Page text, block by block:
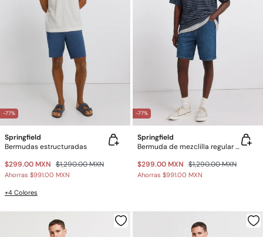
-77%
Springfield
Bermudas estructuradas
$299.00 MXN $1,290.00 MXN
Ahorras $991.00 MXN
+4 Colores
-77%
Springfield
Bermuda de mezclilla regular fit
$299.00 MXN $1,290.00 MXN
Ahorras $991.00 MXN